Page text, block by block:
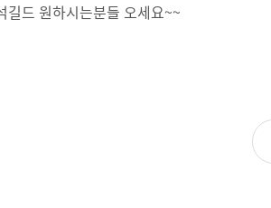
길드 원하시는분들 오세요~~